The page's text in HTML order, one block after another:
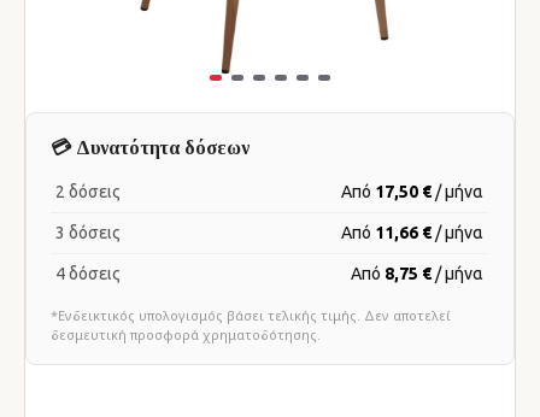
💳 Δυνατότητα δόσεων
2 δόσεις Από 17,50 € / μήνα
3 δόσεις Από 11,66 € / μήνα
4 δόσεις Από 8,75 € / μήνα
*Ενδεικτικός υπολογισμός βάσει τελικής τιμής. Δεν αποτελεί
δεσμευτική προσφορά χρηματοδότησης.